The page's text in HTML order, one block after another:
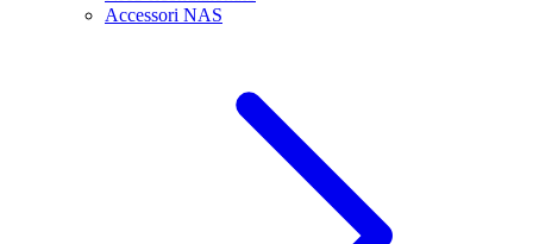
Accessori NAS